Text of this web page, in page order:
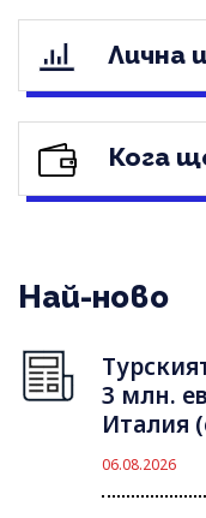
Лична
Кога
Най-ново
3 млн.
Италия
06.08.2026